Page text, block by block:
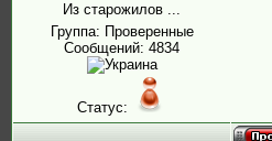
Из старожилов ...
Группа: Проверенные
Сообщений: 4834
Статус: